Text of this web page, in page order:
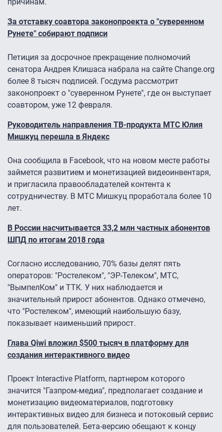
причинам.
За отставку соавтора законопроекта о "суверенном
Рунете" собирают подписи
Петиция за досрочное прекращение полномочий
сенатора Андрея Клишаса набрала на сайте Change.org
более 8 тысяч подписей. Госдума рассмотрит
законопроект о "суверенном Рунете", где он выступает
соавтором, уже 12 февраля.
Руководитель направления ТВ-продукта МТС Юлия
Мишкуц перешла в Яндекс
Она сообщила в Facebook, что на новом месте работы
займется развитием и монетизацией видеоинвентаря,
и пригласила правообладателей контента к
сотрудничеству. В МТС Мишкуц проработала более 10
лет.
В России насчитывается 33,2 млн частных абонентов
ШПД по итогам 2018 года
Согласно исследованию, 70% базы делят пять
операторов: "Ростелеком", "ЭР-Телеком", МТС,
"ВымпелКом" и ТТК. У них наблюдается и
значительный прирост абонентов. Однако отмечено,
что "Ростелеком", имеющий наибольшую базу,
показывает наименьший прирост.
Глава Qiwi вложил $500 тысяч в платформу для
создания интерактивного видео
Проект Interactive Platform, партнером которого
значится "Газпром-медиа", предполагает создание и
монетизацию видеоматериалов, подготовку
интерактивных видео для бизнеса и потоковый сервис
для пользователей. Бета-версию обещают к концу